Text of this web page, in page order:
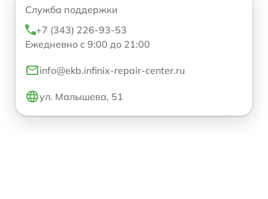
Служба поддержки
+7 (343) 226-93-53
Ежедневно с 9:00 до 21:00
info@ekb.infinix-repair-center.ru
ул. Малышева, 51